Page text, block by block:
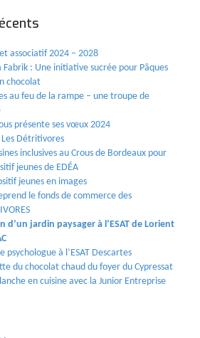
associatif 2024 – 2028
Fabrik : Une initiative sucrée pour Pâques
chocolat
au feu de la rampe – une troupe de
présente ses vœux 2024
Les Détritivores
inclusives au Crous de Bordeaux pour
jeunes de EDÉA
jeunes en images
le fonds de commerce des
d’un jardin paysager à l’ESAT de Lorient
psychologue à l’ESAT Descartes
du chocolat chaud du foyer du Cypressat
en cuisine avec la Junior Entreprise